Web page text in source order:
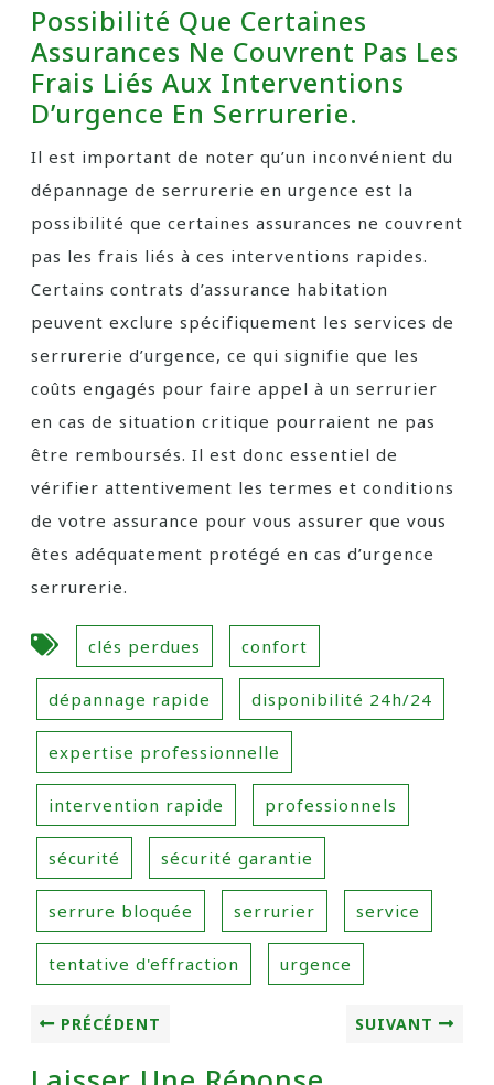
Possibilité Que Certaines
Assurances Ne Couvrent Pas Les
Frais Liés Aux Interventions
D’urgence En Serrurerie.
Il est important de noter qu’un inconvénient du
dépannage de serrurerie en urgence est la
possibilité que certaines assurances ne couvrent
pas les frais liés à ces interventions rapides.
Certains contrats d’assurance habitation
peuvent exclure spécifiquement les services de
serrurerie d’urgence, ce qui signifie que les
coûts engagés pour faire appel à un serrurier
en cas de situation critique pourraient ne pas
être remboursés. Il est donc essentiel de
vérifier attentivement les termes et conditions
de votre assurance pour vous assurer que vous
êtes adéquatement protégé en cas d’urgence
serrurerie.
clés perdues confort
dépannage rapide disponibilité 24h/24
expertise professionnelle
intervention rapide professionnels
sécurité sécurité garantie
serrure bloquée serrurier service
tentative d'effraction urgence
PRÉCÉDENT SUIVANT